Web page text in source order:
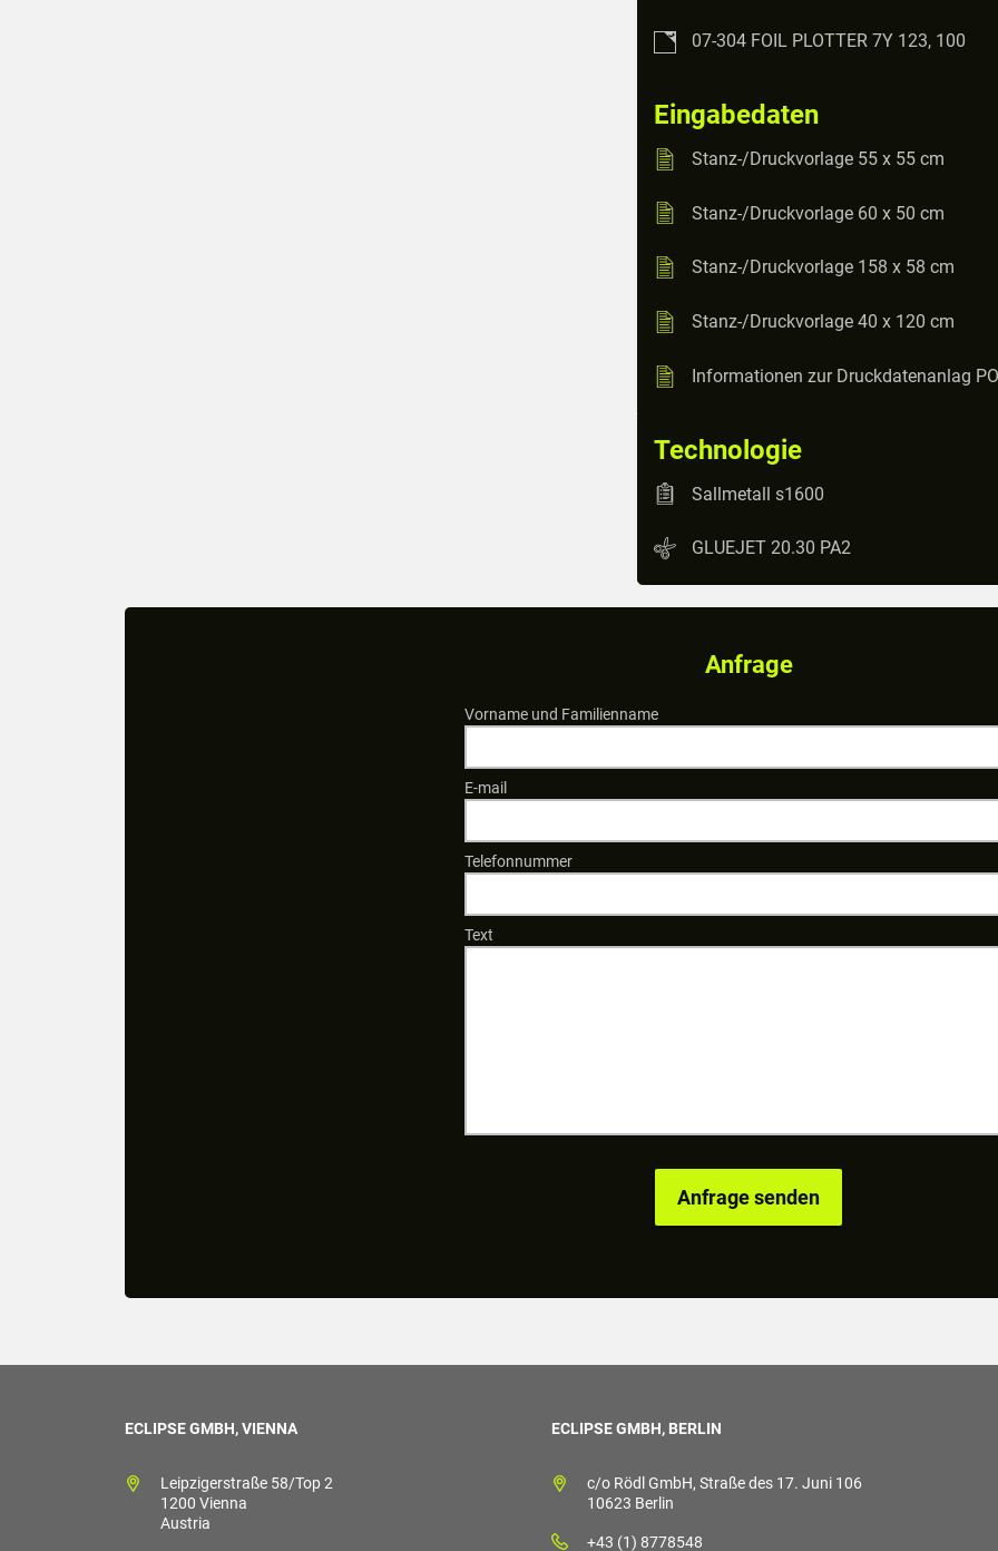
07-304 FOIL PLOTTER 7Y 123, 100
Eingabedaten
Stanz-/Druckvorlage 55 x 55 cm
Stanz-/Druckvorlage 60 x 50 cm
Stanz-/Druckvorlage 158 x 58 cm
Stanz-/Druckvorlage 40 x 120 cm
Informationen zur Druckdatenanlag
Technologie
Sallmetall s1600
GLUEJET 20.30 PA2
Anfrage
Vorname und Familienname
E-mail
Telefonnummer
Text
ECLIPSE GMBH, VIENNA
Leipzigerstraße 58/Top 2
1200 Vienna
Austria
ECLIPSE GMBH, BERLIN
c/o Rödl GmbH, Straße des 17. Juni 106
10623 Berlin
+43 (1) 8778548